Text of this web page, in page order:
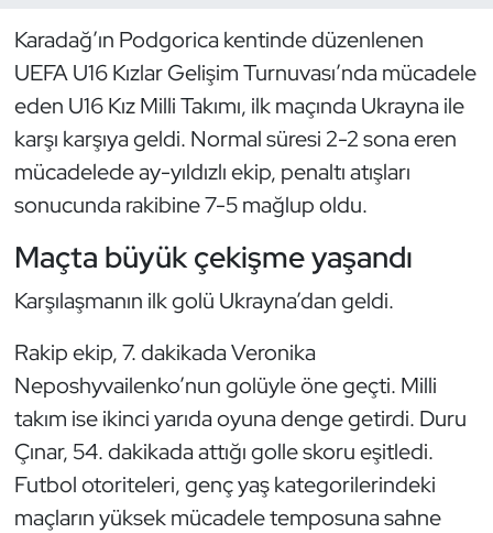
Karadağ’ın Podgorica kentinde düzenlenen
UEFA U16 Kızlar Gelişim Turnuvası’nda mücadele
eden U16 Kız Milli Takımı, ilk maçında Ukrayna ile
karşı karşıya geldi. Normal süresi 2-2 sona eren
mücadelede ay-yıldızlı ekip, penaltı atışları
sonucunda rakibine 7-5 mağlup oldu.
Maçta büyük çekişme yaşandı
Karşılaşmanın ilk golü Ukrayna’dan geldi.
Rakip ekip, 7. dakikada Veronika
Neposhyvailenko’nun golüyle öne geçti. Milli
takım ise ikinci yarıda oyuna denge getirdi. Duru
Çınar, 54. dakikada attığı golle skoru eşitledi.
Futbol otoriteleri, genç yaş kategorilerindeki
maçların yüksek mücadele temposuna sahne
Dövüş Sanatı
E-Spor
Eskrim
Futsal
Genel
Golf
Güreş
Halter